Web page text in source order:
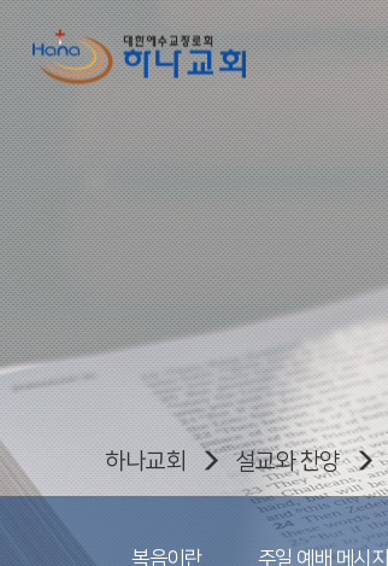
하나교회 설교와 찬양
복음이란 주일 예배 메시지